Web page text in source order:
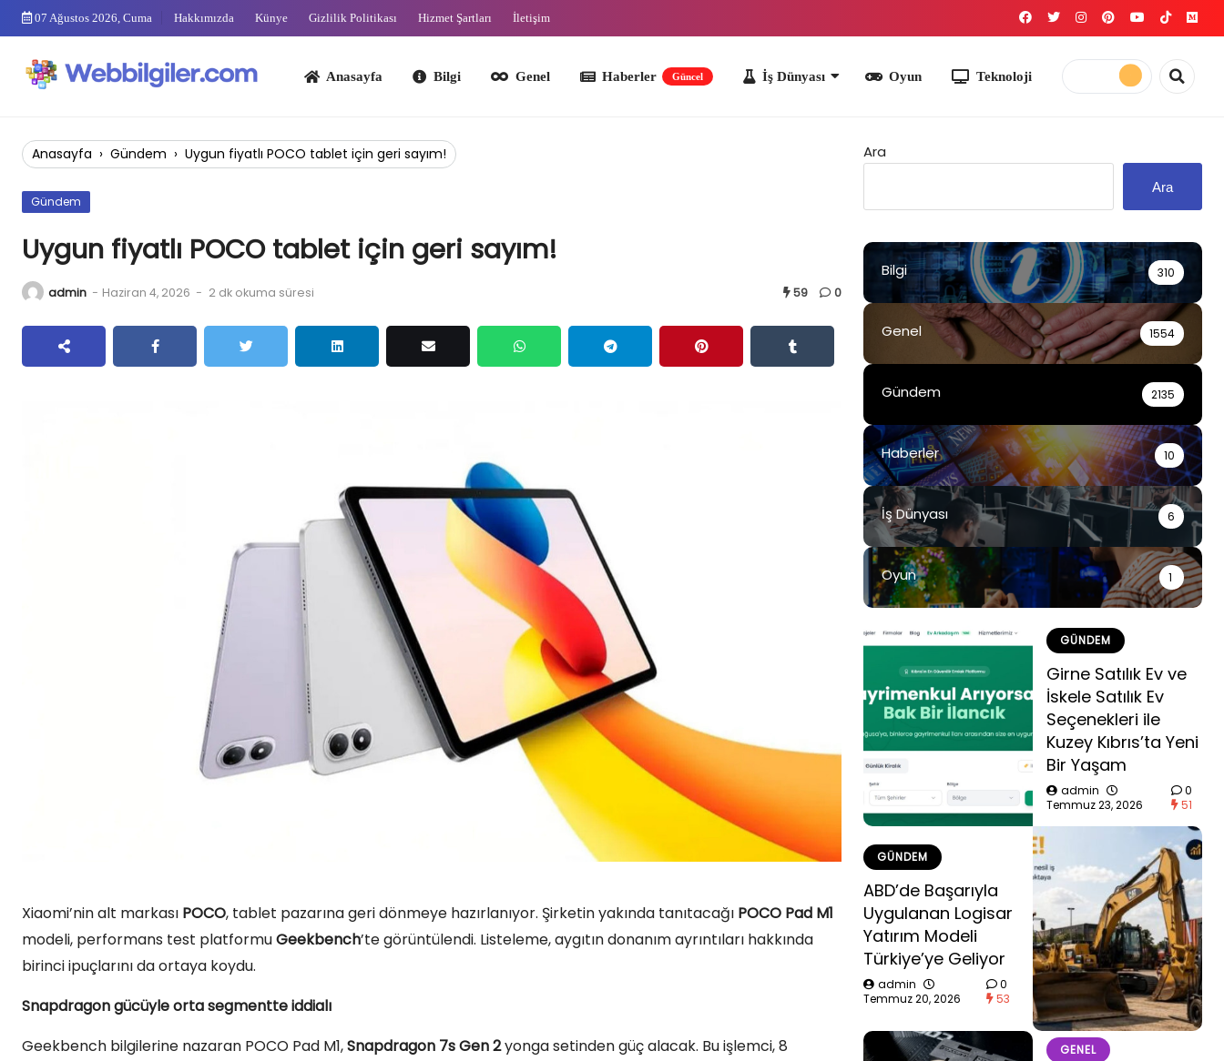
Skip
07 Ağustos 2026, Cuma Hakkımızda Künye Gizlilik Politikası Hizmet Şartları İletişim
Anasayfa Bilgi Genel Haberler İş Dünyası Teknoloji
Anasayfa › Gündem › Uygun fiyatlı POCO tablet için geri sayım!
Gündem
Uygun fiyatlı POCO tablet için geri sayım!
admin - Haziran 4, 2026 - 2 dk okuma süresi 59 0
Xiaomi’nin alt markası POCO, tablet pazarına geri dönmeye hazırlanıyor. Şirketin yakında tanıtacağı POCO Pad M1
modeli, performans test platformuGeekbench’te görüntülendi. Listeleme, aygıtın donanım ayrıntıları hakkında
birinci ipuçlarını da ortaya koydu.
Snapdragon gücüyle orta segmentte iddialı
Geekbench bilgilerine nazaran POCO Pad M1,Snapdragon 7s Gen 2yonga setinden güç alacak. Bu işlemci, 8
Ara
Ara
Bilgi 310
Genel 1554
Gündem 2135
Haberler 10
İş Dünyası 6
Oyun 1
GÜNDEM
Girne Satılık Ev ve
İskele Satılık Ev
Seçenekleri ile
Kuzey Kıbrıs’ta Yeni
Bir Yaşam
admin
Temmuz 23, 2026
0
51
GÜNDEM
ABD’de Başarıyla
Uygulanan Logisar
Yatırım Modeli
Türkiye’ye Geliyor
admin
Temmuz 20, 2026
0
53
GENEL